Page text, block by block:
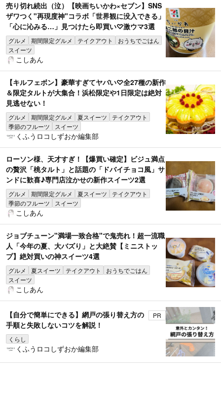
売り切れ続出（泣）【映画ちいかわ×セブン】SNS
ザワつく"再現度神"コラボ「世界観に没入できる」
「心に沁みる…」見つけたら即買い♡激ウマ3選
グルメ 期間限定グルメ テイクアウト
おうちでごはん
スイーツ
こしあん
【キルフェボン】豪華すぎてヤバい♡全27種の新作
＆限定タルトが大集合！浜松限定や1日限定は絶対
見逃せない！
グルメ 期間限定グルメ 夏スイーツ
テイクアウト
季節のフルーツ
スイーツ
くふうロコしずおか編集部
ローソン様、天才すぎ！【爆買い確定】ビジュ満点
の贅沢「桃タルト」と話題の「ドバイチョコ風」サ
ンドに歓喜♪専門店泣かせの新作スイーツ2選
グルメ 期間限定グルメ 夏スイーツ
テイクアウト
季節のフルーツ
スイーツ
こしあん
ジョブチューン"満場一致合格"で鬼売れ！超一流職
人「今年の夏、大バズり」と大絶賛【ミニストッ
プ】絶対買いの神スイーツ4選
グルメ 夏スイーツ テイクアウト
おうちでごはん
スイーツ
こしあん
【自分で簡単にできる】網戸の張り替え方の
手順と失敗しないコツを解説！
くらし
PR
くふうロコしずおか編集部